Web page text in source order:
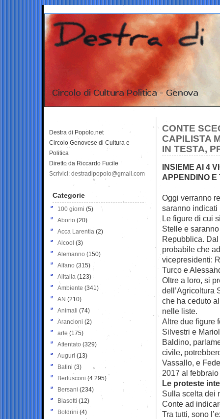
CONTE
CAPILISTA
IN TESTA,
INSIEME AI 4
APPENDINO E
Oggi verranno
saranno indicati
Le figure di cui
Stelle e
Repubblica.
probabile che
vicepresidenti:
Turco e
Oltre a loro, si
dell’Agricoltura
che ha ceduto
nelle liste.
Altre due figure
Silvestri e
Baldino,
civile,
Vassallo, e
2017 al
Le proteste
Sulla scelta dei
Conte ad
Tra tutti, sono
Destra di Popolo.net
Circolo Genovese di Cultura e
Politica
Diretto da Riccardo Fucile
Scrivici: destradipopolo@gmail.com
Categorie
100 giorni (5)
Aborto (20)
Acca Larentia (2)
Alcool (3)
Alemanno (150)
Alfano (315)
Alitalia (123)
Ambiente (341)
AN (210)
Animali (74)
Arancioni (2)
arte (175)
Attentato (329)
Auguri (13)
Batini (3)
Berlusconi (4.295)
Bersani (234)
Biasotti (12)
Boldrini (4)